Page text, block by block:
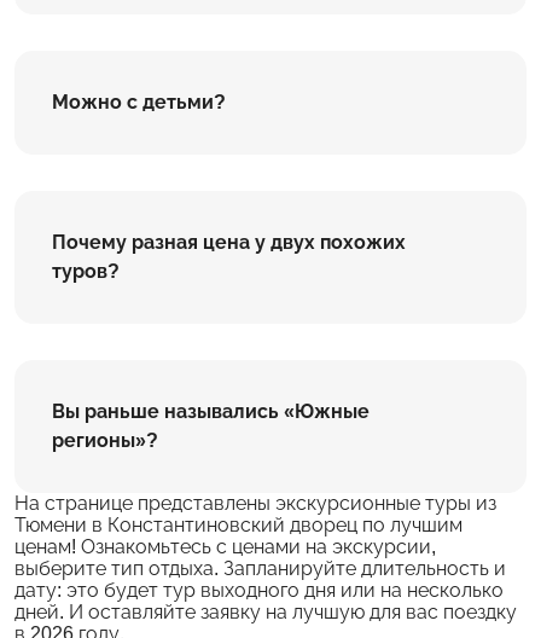
Можно с детьми?
Почему разная цена у двух похожих
туров?
Вы раньше назывались «Южные
регионы»?
На странице представлены экскурсионные туры из
Тюмени в Константиновский дворец по лучшим
ценам! Ознакомьтесь с ценами на экскурсии,
выберите тип отдыха. Запланируйте длительность и
дату: это будет тур выходного дня или на несколько
дней. И оставляйте заявку на лучшую для вас поездку
в 2026 году.